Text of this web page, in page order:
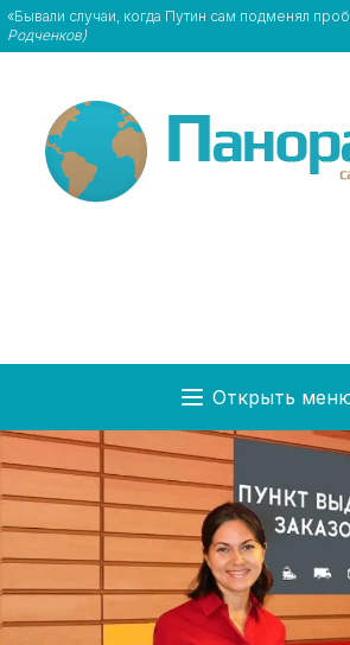
«Бывали случаи, когда Путин сам подменял
Родченков)
Открыть